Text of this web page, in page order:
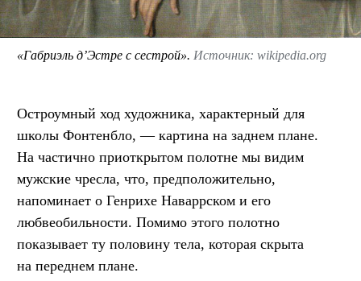
«Габриэль д’Эстре с сестрой». Источник: wikipedia.org
Остроумный ход художника, характерный для
школы Фонтенбло, — картина на заднем плане.
На частично приоткрытом полотне мы видим
мужские чресла, что, предположительно,
напоминает о Генрихе Наваррском и его
любвеобильности. Помимо этого полотно
показывает ту половину тела, которая скрыта
на переднем плане.